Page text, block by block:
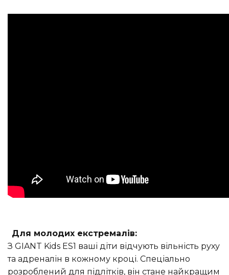
Для молодих екстремалів:
З GIANT Kids ES1 ваші діти відчують вільність руху
та адреналін в кожному кроці. Спеціально
розроблений для підлітків, він стане найкращим